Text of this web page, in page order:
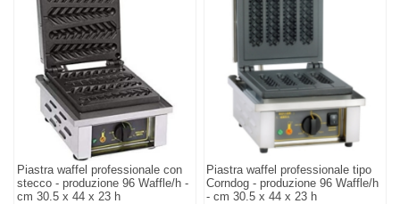
Piastra waffel professionale con
stecco - produzione 96 Waffle/h -
cm 30.5 x 44 x 23 h
Piastra waffel professionale tipo
Corndog - produzione 96 Waffle/h
- cm 30.5 x 44 x 23 h